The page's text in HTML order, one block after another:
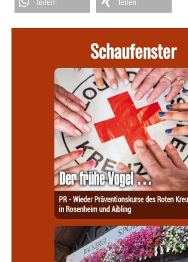
teilen teilen
Schaufenster